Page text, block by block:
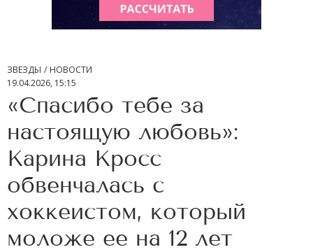
ЗВЕЗДЫ
НОВОСТИ
19.04.2026, 15:15
«Спасибо тебе за
настоящую любовь»:
Карина Кросс
обвенчалась с
хоккеистом, который
моложе ее на 12 лет